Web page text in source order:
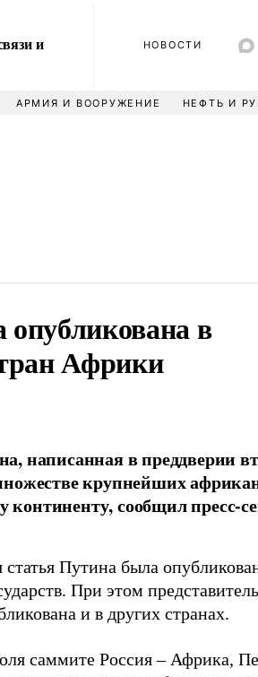
и
НОВОСТИ
АРМИЯ И ВООРУЖЕНИЕ НЕФТЬ И
в
Африки
написанная в преддверии
крупнейших
сообщил пресс-
Путина была
При этом
и в других странах.
саммите Россия – Африка,